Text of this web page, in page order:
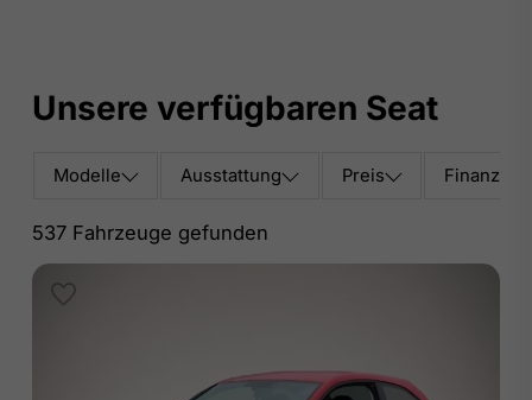
Unsere verfügbaren Seat
Modelle Ausstattung Preis
537 Fahrzeuge gefunden